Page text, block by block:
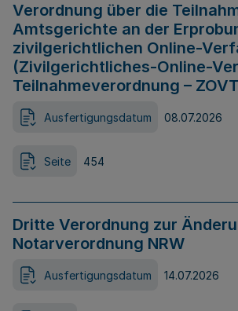
Verordnung über die
Amtsgerichte an der
zivilgerichtlichen Online-
(Zivilgerichtliches-Online-
Teilnahmeverordnung –
Ausfertigungsdatum 08.07.2026
Seite 454
Dritte Verordnung zur
Notarverordnung NRW
Ausfertigungsdatum 14.07.2026